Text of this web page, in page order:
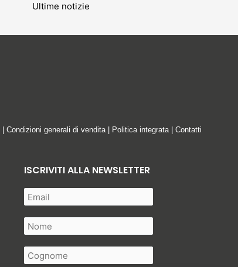
Ultime notizie
Condizioni generali di vendita| Politica integrata| Contatti
ISCRIVITI ALLA NEWSLETTER